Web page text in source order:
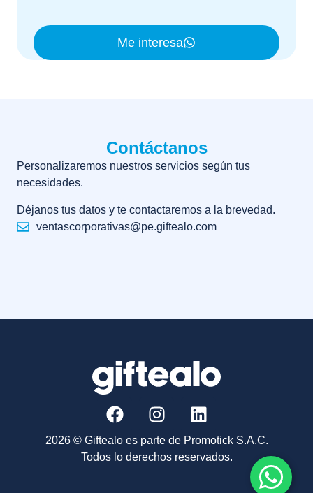
Me interesa
Contáctanos
Personalizaremos nuestros servicios según tus
necesidades.
Déjanos tus datos y te contactaremos a la brevedad.
ventascorporativas@pe.giftealo.com
2026 © Giftealo es parte de Promotick S.A.C.
Todos lo derechos reservados.